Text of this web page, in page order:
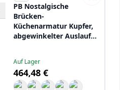
PB Nostalgische
Brücken-
Küchenarmatur Kupfer,
abgewinkelter Auslauf
Auf Lager
464,48 €